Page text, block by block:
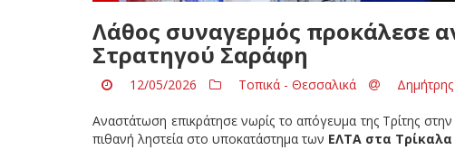
Λάθος συναγερμός προκάλεσε
Στρατηγού Σαράφη
12/05/2026 Τοπικά - Θεσσαλικά
Αναστάτωση επικράτησε νωρίς το απόγευμα της Τρίτης
πιθανή ληστεία στο υποκατάστημα των ΕΛΤΑ στα Τρίκαλα